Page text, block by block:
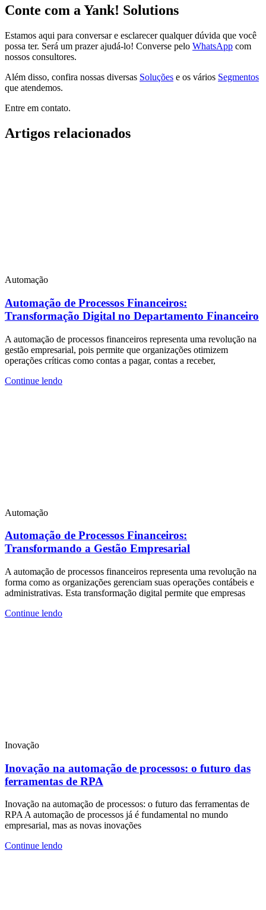
Conte com a Yank! Solutions
Estamos aqui para conversar e esclarecer qualquer dúvida que você
possa ter. Será um prazer ajudá-lo! Converse pelo WhatsApp com
nossos consultores.
Além disso, confira nossas diversas Soluções e os vários Segmentos
que atendemos.
Entre em contato.
Artigos relacionados
Automação
Automação de Processos Financeiros:
Transformação Digital no Departamento Financeiro
A automação de processos financeiros representa uma revolução na
gestão empresarial, pois permite que organizações otimizem
operações críticas como contas a pagar, contas a receber,
Continue lendo
Automação
Automação de Processos Financeiros:
Transformando a Gestão Empresarial
A automação de processos financeiros representa uma revolução na
forma como as organizações gerenciam suas operações contábeis e
administrativas. Esta transformação digital permite que empresas
Continue lendo
Inovação
Inovação na automação de processos: o futuro das
ferramentas de RPA
Inovação na automação de processos: o futuro das ferramentas de
RPA A automação de processos já é fundamental no mundo
empresarial, mas as novas inovações
Continue lendo